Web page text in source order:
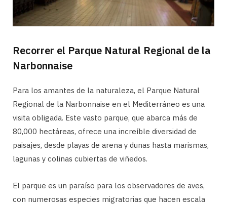
Recorrer el Parque Natural Regional de la
Narbonnaise
Para los amantes de la naturaleza, el Parque Natural
Regional de la Narbonnaise en el Mediterráneo es una
visita obligada. Este vasto parque, que abarca más de
80,000 hectáreas, ofrece una increíble diversidad de
paisajes, desde playas de arena y dunas hasta marismas,
lagunas y colinas cubiertas de viñedos.
El parque es un paraíso para los observadores de aves,
con numerosas especies migratorias que hacen escala